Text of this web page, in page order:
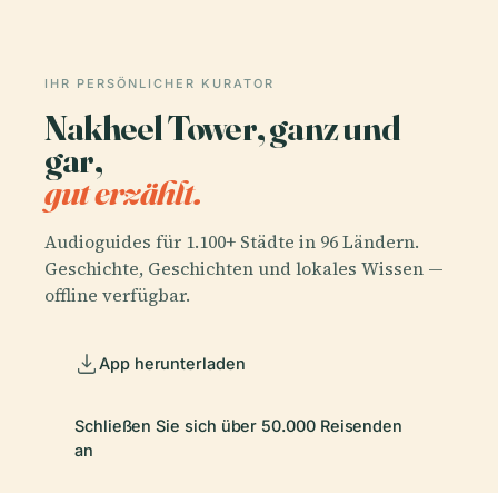
IHR PERSÖNLICHER KURATOR
Nakheel Tower, ganz und
gar,
gut erzählt.
Audioguides für 1.100+ Städte in 96 Ländern.
Geschichte, Geschichten und lokales Wissen —
offline verfügbar.
App herunterladen
Schließen Sie sich über 50.000 Reisenden
an